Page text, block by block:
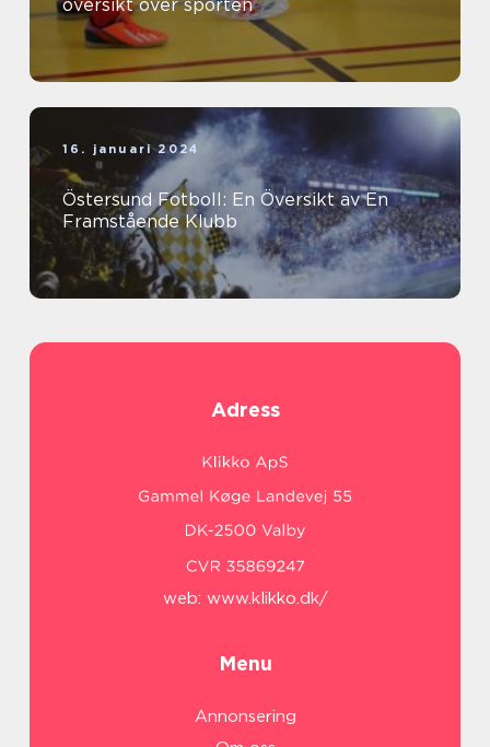
översikt över sporten
16. januari 2024
Östersund Fotboll: En Översikt av En
Framstående Klubb
Adress
web: www.klikko.dk/
Menu
Annonsering